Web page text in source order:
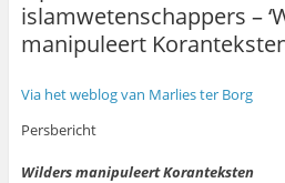
islamwetenschappers –
manipuleert
Via het weblog van Marlies ter Borg
Persbericht
Wilders manipuleert Koranteksten